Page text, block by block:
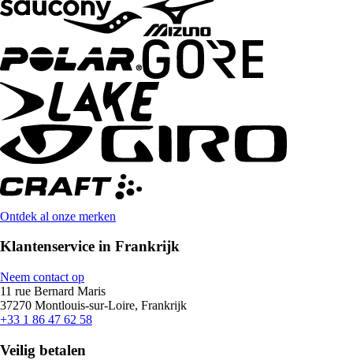
Ontdek al onze merken
Klantenservice in Frankrijk
Neem contact op
11 rue Bernard Maris
37270 Montlouis-sur-Loire, Frankrijk
+33 1 86 47 62 58
Veilig betalen